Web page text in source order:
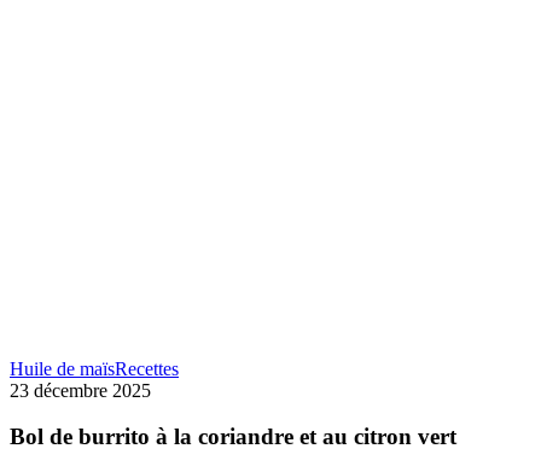
Huile de maïsRecettes
23 décembre 2025
Bol de burrito à la coriandre et au citron vert